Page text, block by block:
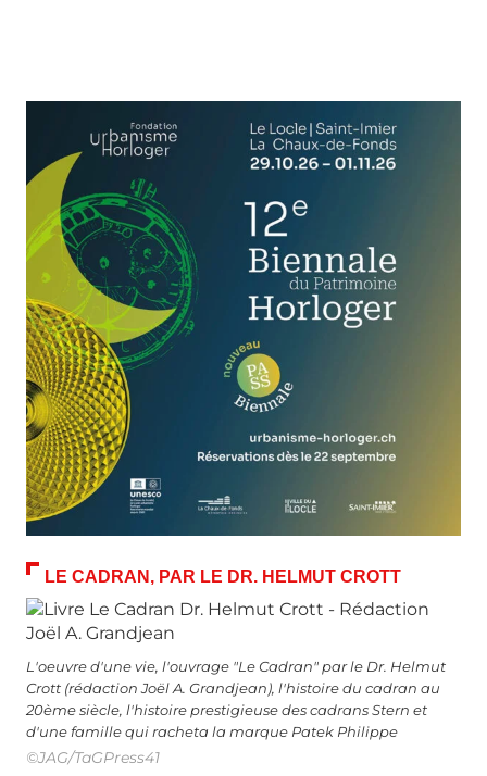
LE CADRAN, PAR LE DR. HELMUT CROTT
L'oeuvre d'une vie, l'ouvrage "Le Cadran" par le Dr. Helmut
Crott (rédaction Joël A. Grandjean), l'histoire du cadran au
20ème siècle, l'histoire prestigieuse des cadrans Stern et
d'une famille qui racheta la marque Patek Philippe
©JAG/TaGPress41